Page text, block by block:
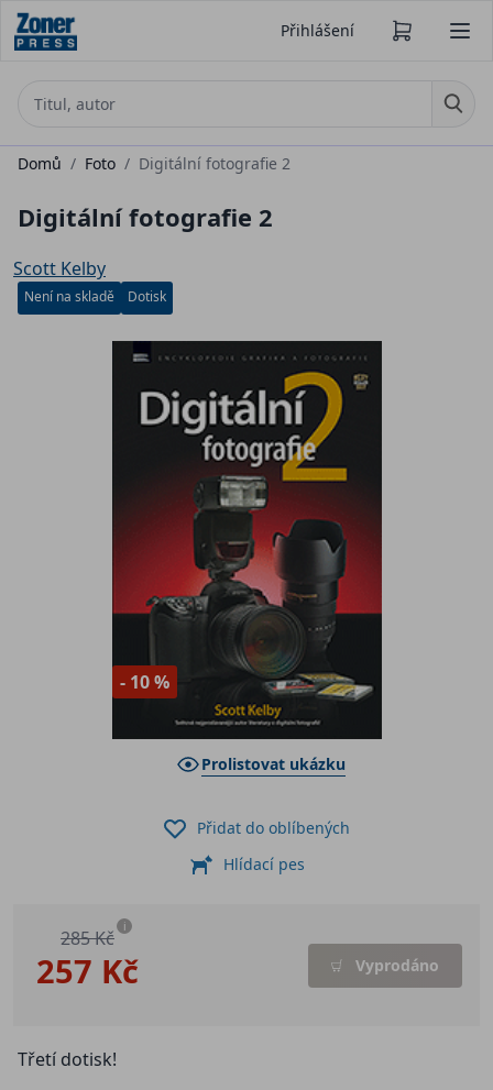
Přihlášení
Domů / Foto / Digitální fotografie 2
Digitální fotografie 2
Scott Kelby
Není na skladě Dotisk
- 10 %
Prolistovat ukázku
257 Kč
285 Kč i
Vyprodáno
Přidat do oblíbených
Hlídací pes
Třetí dotisk!